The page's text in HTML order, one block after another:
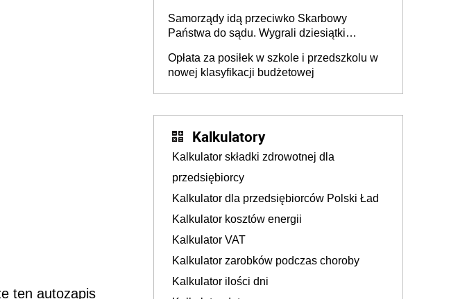
ten autozapis
Samorządy idą przeciwko Skarbowy
Państwa do sądu. Wygrali dziesiątki
Opłata za posiłek w szkole i przedszkolu w
nowej klasyfikacji budżetowej
Kalkulatory
Kalkulator składki zdrowotnej dla
przedsiębiorcy
Kalkulator dla przedsiębiorców Polski Ład
Kalkulator kosztów energii
Kalkulator VAT
Kalkulator zarobków podczas choroby
Kalkulator ilości dni